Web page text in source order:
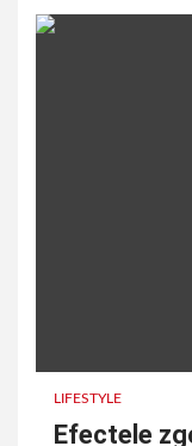
LIFESTYLE
Efectele